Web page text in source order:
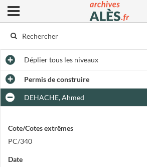
Archives municipales d'Alès
Ouvrir le menu déroulant
Dépliertous les niveaux
Permis de construire
DEHACHE, Ahmed
Cote/Cotes extrêmes
PC/340
Date